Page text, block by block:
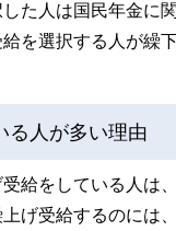
た人は国民年金に
を選択する人が繰
る人が多い理由
給をしている人は
げ受給するのには